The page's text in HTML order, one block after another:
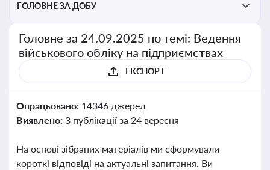
ГОЛОВНЕ ЗА ДОБУ
Головне за 24.09.2025 по темі: Ведення
військового обліку на підприємствах
ЕКСПОРТ
Опрацьовано: 14346 джерел
Виявлено: 3 публікації за 24 вересня
На основі зібраних матеріалів ми сформували
короткі відповіді на актуальні запитання. Ви